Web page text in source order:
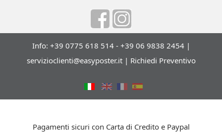
Info: +39 0775 618 514 - +39 06 9838 2454 |
servizioclienti@easyposter.it| Richiedi Preventivo
Pagamenti sicuri con Carta di Credito e Paypal